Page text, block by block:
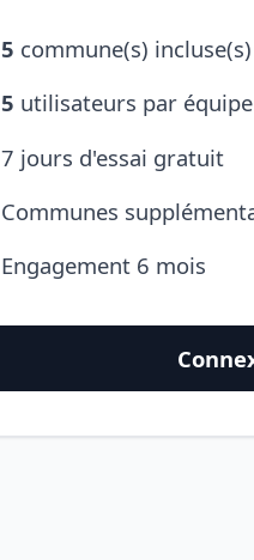
5 commune(s) incluse(s)
5 utilisateurs par équipe
7 jours d'essai gratuit
Communes
Engagement 6 mois